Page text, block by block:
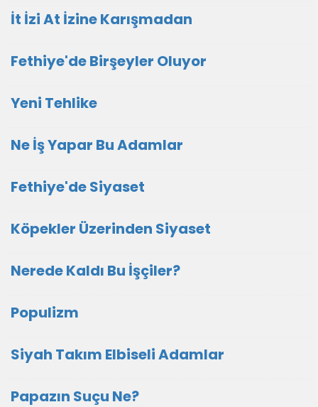
İt İzi At İzine Karışmadan
Fethiye'de Birşeyler Oluyor
Yeni Tehlike
Ne İş Yapar Bu Adamlar
Fethiye'de Siyaset
Köpekler Üzerinden Siyaset
Nerede Kaldı Bu İşçiler?
Populizm
Siyah Takım Elbiseli Adamlar
Papazın Suçu Ne?